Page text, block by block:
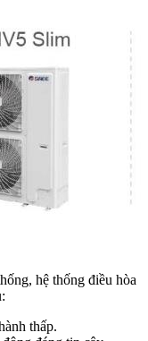
hệ thống điều hòa
thấp.